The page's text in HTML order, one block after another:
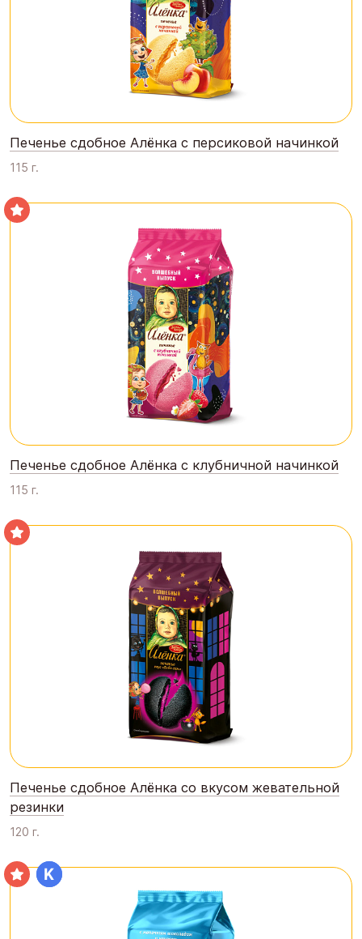
Печенье сдобное Алёнка с персиковой начинкой
115 г.
Печенье сдобное Алёнка с клубничной начинкой
115 г.
Печенье сдобное Алёнка со вкусом жевательной
резинки
120 г.